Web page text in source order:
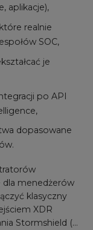
aplikacje),
realnie
SOC,
je
po API
dopasowane
dla menedżerów
klasyczny
XDR
Stormshield (…